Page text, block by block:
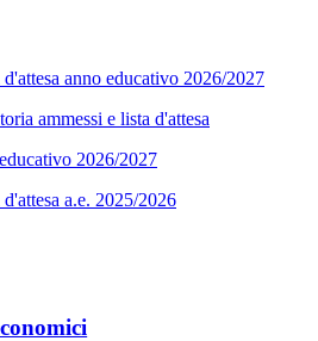
anno educativo 2026/2027
ammessi e lista d'attesa
2026/2027
a.e. 2025/2026